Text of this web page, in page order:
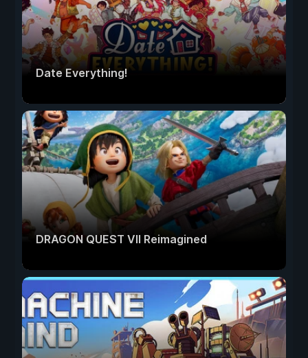
Date Everything!
DRAGON QUEST VII Reimagined